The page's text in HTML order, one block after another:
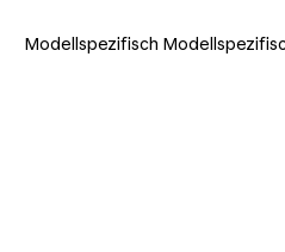
Modellspezifisch